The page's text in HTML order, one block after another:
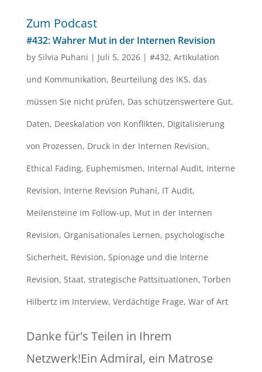
Zum Podcast
#432: Wahrer Mut in der Internen Revision
by Silvia Puhani | Juli 5, 2026| #432, Artikulation
und Kommunikation, Beurteilung des IKS, das
müssen Sie nicht prüfen, Das schützenswertere Gut,
Daten, Deeskalation von Konflikten, Digitalisierung
von Prozessen, Druck in der Internen Revision,
Ethical Fading, Euphemismen, Internal Audit, Interne
Revision, Interne Revision Puhani, IT Audit,
Meilensteine im Follow-up, Mut in der Internen
Revision, Organisationales Lernen, psychologische
Sicherheit, Revision, Spionage und die Interne
Revision, Staat, strategische Pattsituationen, Torben
Hilbertz im Interview, Verdächtige Frage, War of Art
Danke für's Teilen in Ihrem
Netzwerk!Ein Admiral, ein Matrose